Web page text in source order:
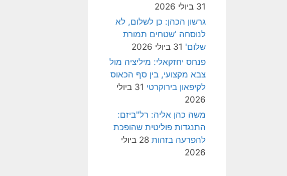
31 ביולי 2026
גרשון הכהן: כן לשלום, לא
לנוסחה 'שטחים תמורת
שלום' 31 ביולי 2026
פנחס יחזקאלי: מיליציה מול
צבא מקצועי, בין סף הכאוס
לקיפאון בירוקרטי
31 ביולי
2026
משה כהן אליה: רל"ביזם:
התנגדות פוליטית שהופכת
להפרעה בזהות
28 ביולי
2026